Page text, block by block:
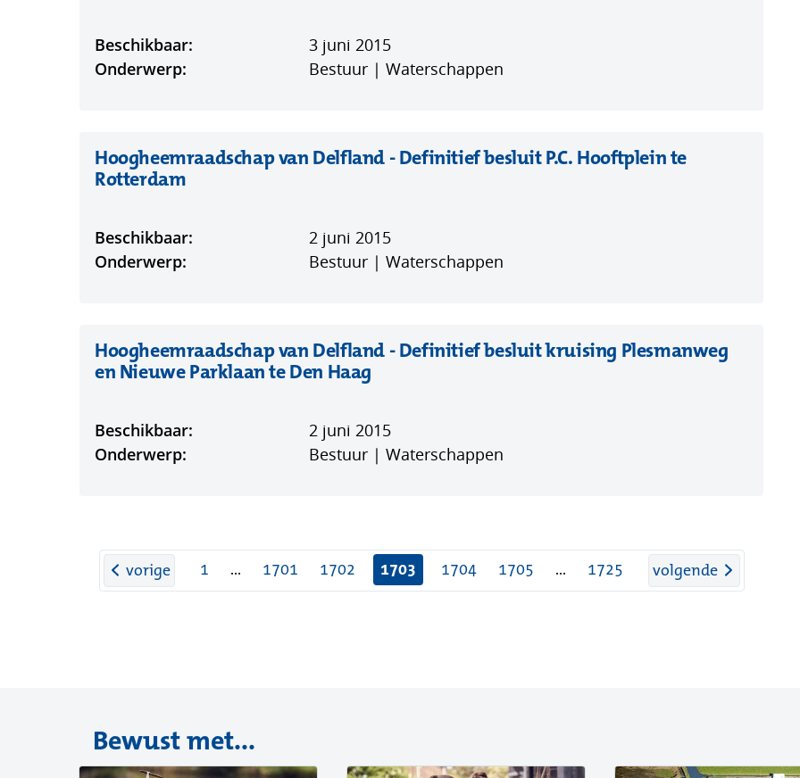
venster)
Beschikbaar:
3 juni 2015
Onderwerp:
Bestuur | Waterschappen
Hoogheemraadschap van Delfland - Definitief besluit P.C. Hooftplein te
Rotterdam(opent
venster)
Beschikbaar:
2 juni 2015
Onderwerp:
Bestuur | Waterschappen
Hoogheemraadschap van Delfland - Definitief besluit kruising Plesmanweg
en Nieuwe Parklaan te Den Haag
venster)
Beschikbaar:
2 juni 2015
Onderwerp:
Bestuur | Waterschappen
vorigepagina
1 ... 1701 1702 1703 1704 1705 ... 1725 volgendepagina
Bewust met...